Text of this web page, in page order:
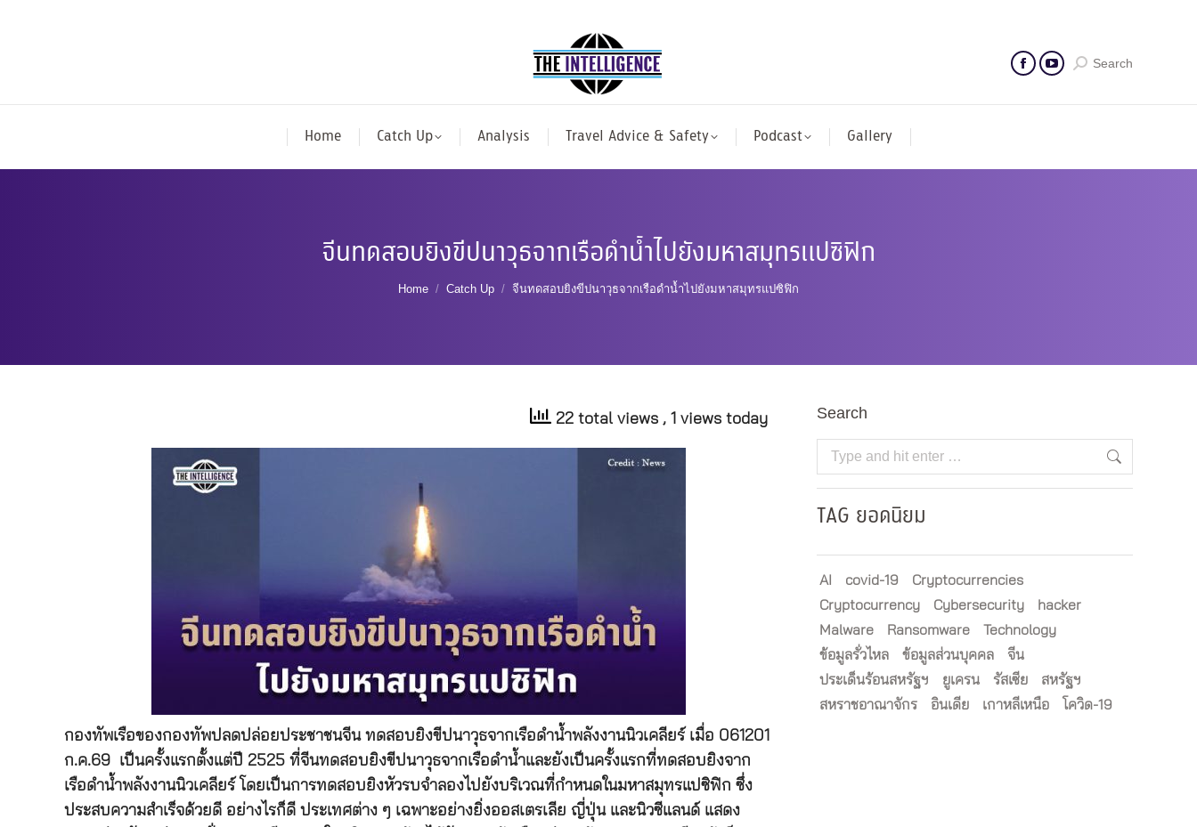
Search
Home Catch Up Analysis Travel Advice & Safety Podcast Gallery
จีนทดสอบยิงขีปนาวุธจากเรือดำน้ำไปยังมหาสมุทรแปซิฟิก
You are here:
Home Catch Up จีนทดสอบยิงขีปนาวุธจากเรือดำน้ำไปยังมหาสมุทรแปซิฟิก
22 total views , 1 views today
กองทัพเรือของกองทัพปลดปล่อยประชาชนจีน ทดสอบยิงขีปนาวุธจากเรือดำน้ำพลังงานนิวเคลียร์ เมื่อ 061201
ก.ค.69 เป็นครั้งแรกตั้งแต่ปี 2525 ที่จีนทดสอบยิงขีปนาวุธจากเรือดำน้ำและยังเป็นครั้งแรกที่ทดสอบยิงจาก
เรือดำน้ำพลังงานนิวเคลียร์ โดยเป็นการทดสอบยิงหัวรบจำลองไปยังบริเวณที่กำหนดในมหาสมุทรแปซิฟิก ซึ่ง
ประสบความสำเร็จด้วยดี อย่างไรก็ดี ประเทศต่าง ๆ เฉพาะอย่างยิ่งออสเตรเลีย ญี่ปุ่น และนิวซีแลนด์ แสดง
Search
Search:
TAG ยอดนิยม
AI covid-19
Cryptocurrencies
Cryptocurrency
Cybersecurity
hacker
Malware
Ransomware
Technology
ข้อมูลรั่วไหล
ข้อมูลส่วนบุคคล
จีน
ประเด็นร้อนสหรัฐฯ
ยูเครน รัสเซีย
สหรัฐฯ
สหราชอาณาจักร
อินเดีย เกาหลีเหนือ โควิด-19